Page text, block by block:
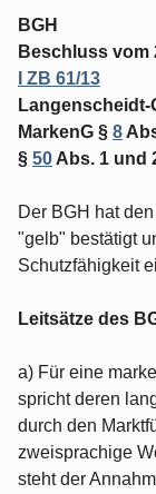
BGH
Beschluss vom
I ZB 61/13
Langenscheidt-
MarkenG § 8
§ 50 Abs. 1 und
Der BGH hat
"gelb" bestätigt
Schutzfähigkeit
Leitsätze des
a) Für eine
spricht deren
durch den
zweisprachige
steht der